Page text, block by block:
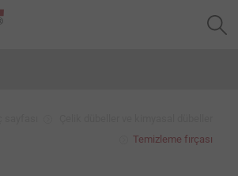
Temizleme fırçası